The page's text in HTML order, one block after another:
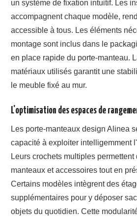
un système de fixation intuitif. Les
accompagnent chaque modèle,
accessible à tous. Les éléments
montage sont inclus dans le
en place rapide du porte-manteau.
matériaux utilisés garantit une
le meuble fixé au mur.
L'optimisation des espaces de
Les porte-manteaux design Alinea
capacité à exploiter intelligemment
Leurs crochets multiples
manteaux et accessoires tout en
Certains modèles intègrent des
supplémentaires pour y déposer
objets du quotidien. Cette